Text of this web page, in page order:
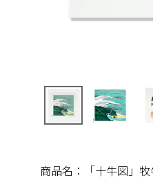
商品名：「十牛図」